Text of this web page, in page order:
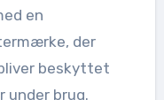
en
der
beskyttet
under brug.